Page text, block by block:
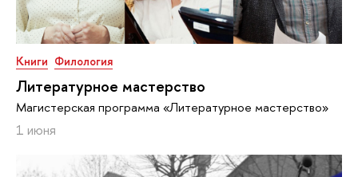
Книги Филология
Литературное мастерство
Магистерская программа «Литературное мастерство»
1 июня